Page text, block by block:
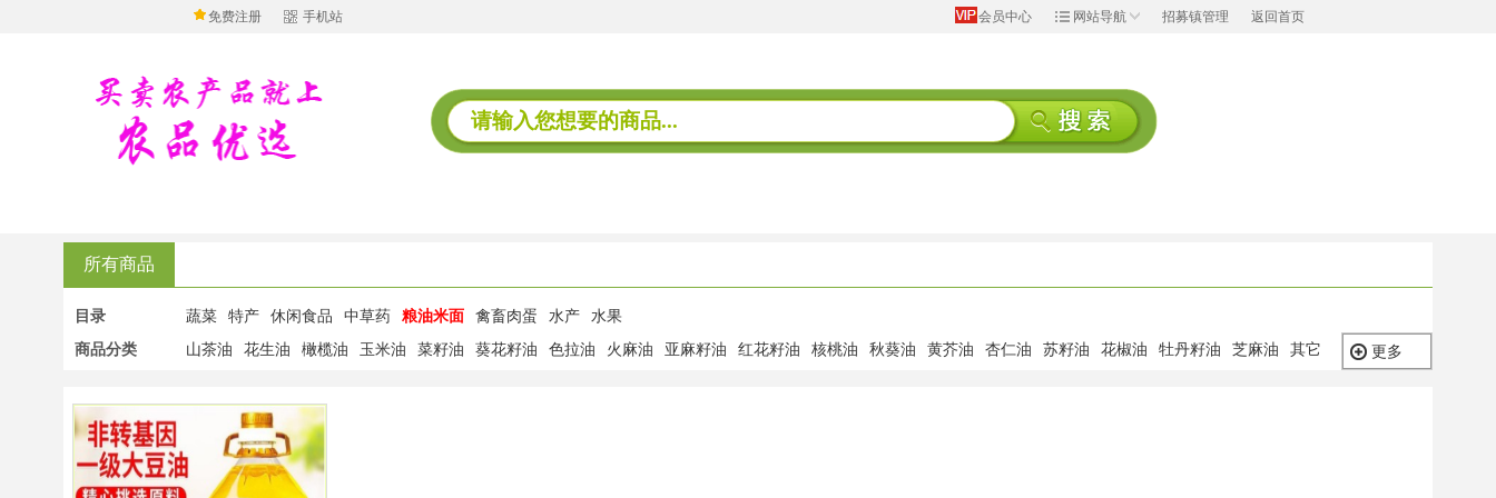
免费注册 手机站 会员中心 网站导航 招募镇管理 返回首页
所有商品
目录 蔬菜 特产 休闲食品 中草药 粮油米面 禽畜肉蛋 水产
水果
商品分类
更多
山茶油 花生油 橄榄油 玉米油 菜籽油 葵花籽油 色拉油 火麻油 亚麻籽油 红花籽油 核桃油 秋葵油 黄芥油 杏仁油 苏籽油 花椒油 牡丹籽油 芝麻油 其它